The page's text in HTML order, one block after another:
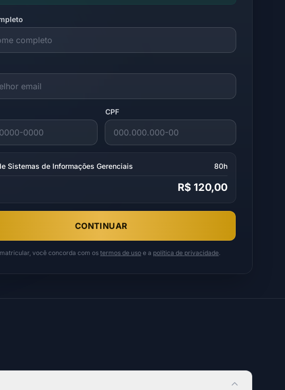
CPF
Sistemas de Informações Gerenciais 80h
R$ 120,00
CONTINUAR
você concorda com os termos de uso e a política de privacidade.